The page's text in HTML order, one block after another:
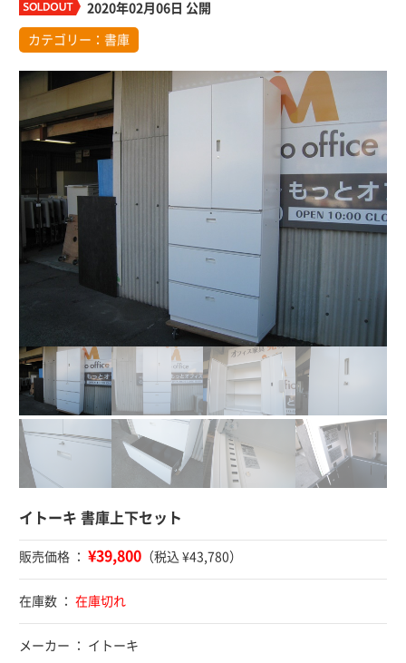
2020年02月06日 公開
カテゴリー： 書庫
イトーキ 書庫上下セット
販売価格 ： ¥39,800 （税込 ¥43,780）
在庫数 ： 在庫切れ
メーカー ： イトーキ